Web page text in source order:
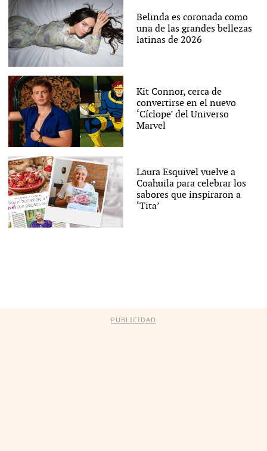
Belinda es coronada como
una de las grandes bellezas
latinas de 2026
Kit Connor, cerca de
convertirse en el nuevo
‘Cíclope’ del Universo
Marvel
Laura Esquivel vuelve a
Coahuila para celebrar los
sabores que inspiraron a
‘Tita’
PUBLICIDAD